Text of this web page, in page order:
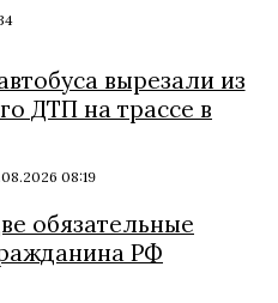
вырезали из
ДТП на трассе в
08:19
обязательные
РФ